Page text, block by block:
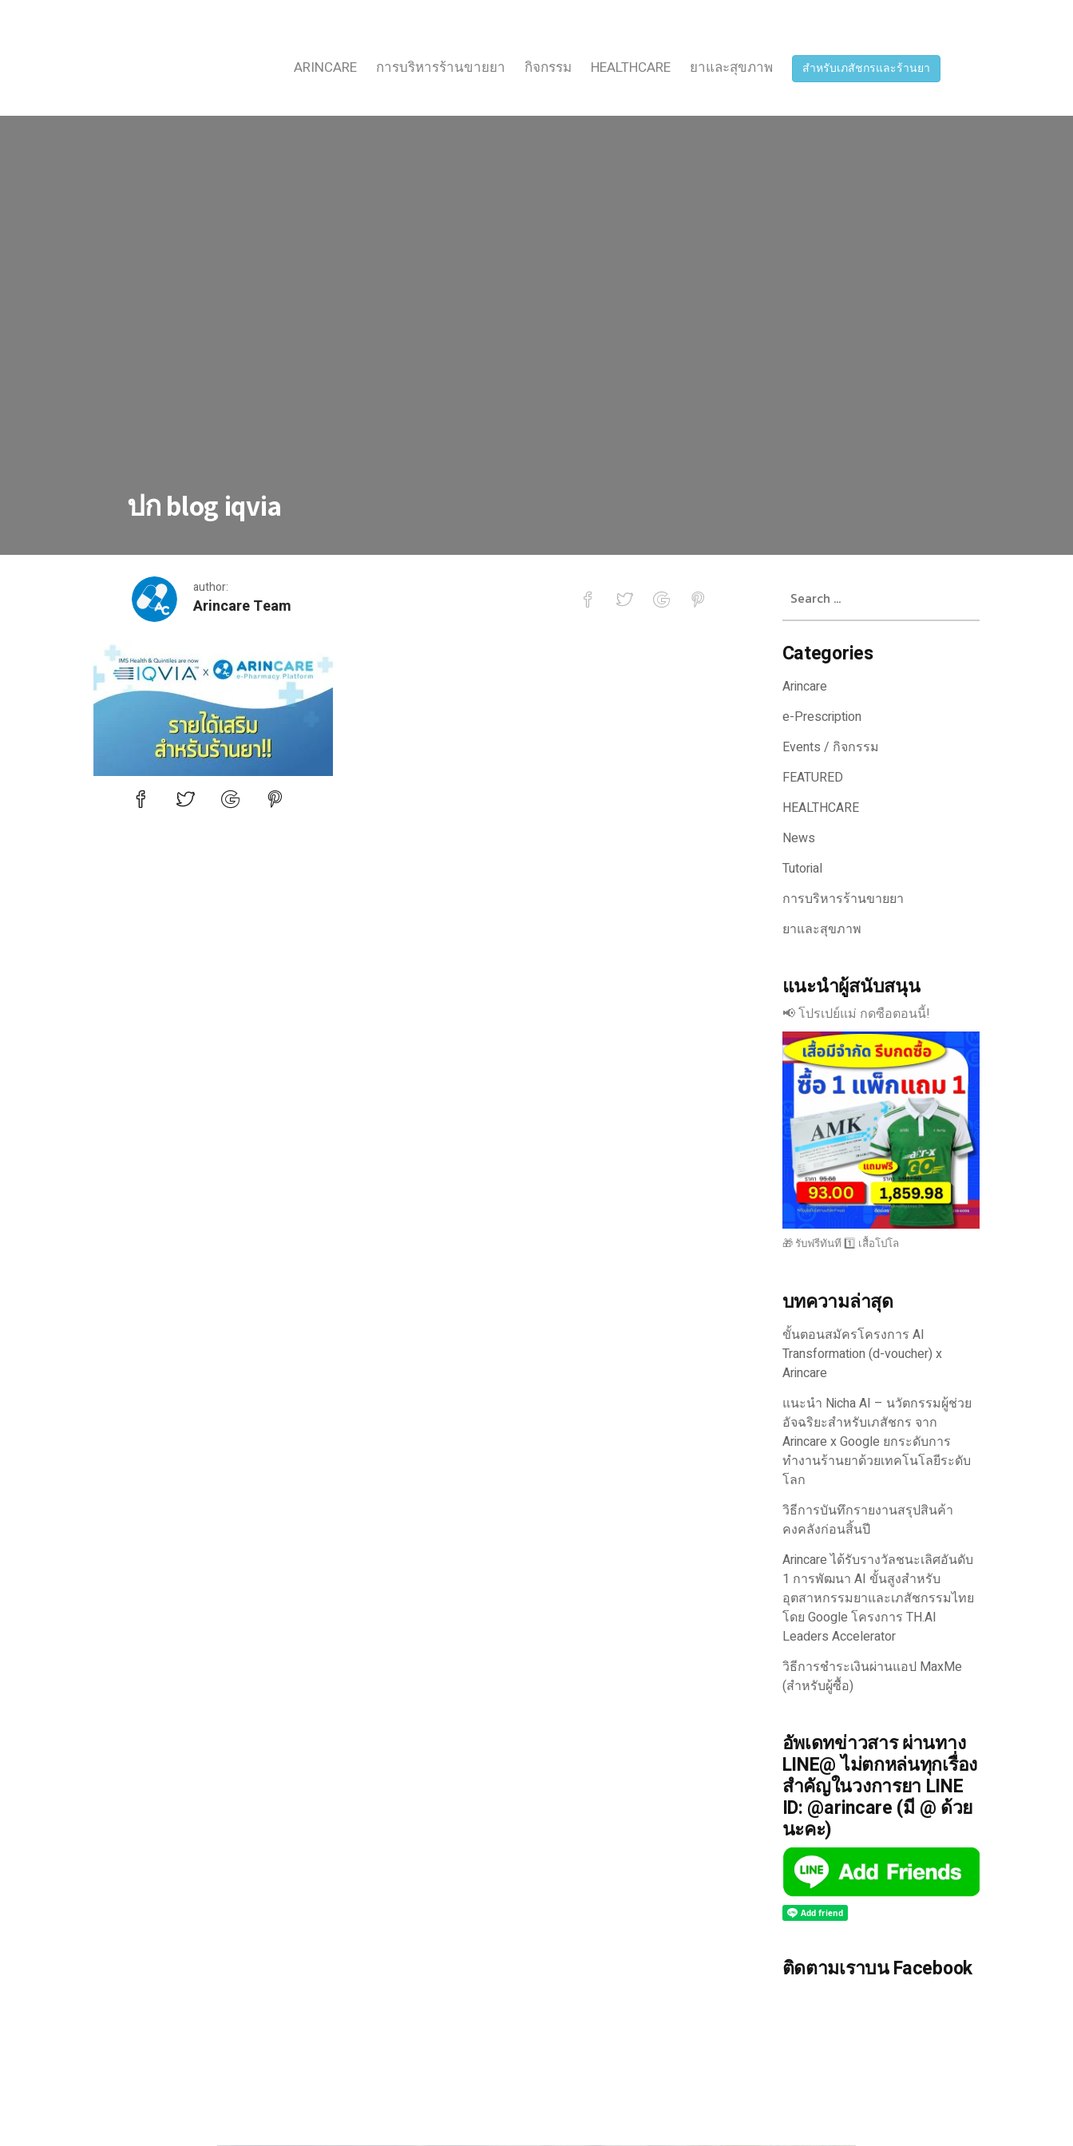
ARINCARE การบริหารร้านขายยา กิจกรรม HEALTHCARE ยาและสุขภาพ สำหรับเภสัชกรและร้านยา
ปก blog iqvia
author:
Arincare Team
ปก blog iqvia
for:
Categories
Arincare
e-Prescription
Events / กิจกรรม
FEATURED
HEALTHCARE
News
Tutorial
การบริหารร้านขายยา
ยาและสุขภาพ
แนะนำผู้สนับสนุน
📢 โปรเปย์แม่ กดซือตอนนี้!
🎁 รับฟรีทันที 1️⃣ เสื้อโปโล
บทความล่าสุด
ขั้นตอนสมัครโครงการ AI
Transformation (d-voucher) x
Arincare
แนะนำ Nicha AI – นวัตกรรมผู้ช่วย
อัจฉริยะสำหรับเภสัชกร จาก
Arincare x Google ยกระดับการ
ทำงานร้านยาด้วยเทคโนโลยีระดับ
โลก
วิธีการบันทึกรายงานสรุปสินค้า
คงคลังก่อนสิ้นปี
Arincare ได้รับรางวัลชนะเลิศอันดับ
1 การพัฒนา AI ขั้นสูงสำหรับ
อุตสาหกรรมยาและเภสัชกรรมไทย
โดย Google โครงการ TH.AI
Leaders Accelerator
วิธีการชำระเงินผ่านแอป MaxMe
(สำหรับผู้ซื้อ)
อัพเดทข่าวสาร ผ่านทาง
LINE@ ไม่ตกหล่นทุกเรื่อง
สำคัญในวงการยา LINE
ID: @arincare (มี @ ด้วย
นะคะ)
ติดตามเราบน Facebook